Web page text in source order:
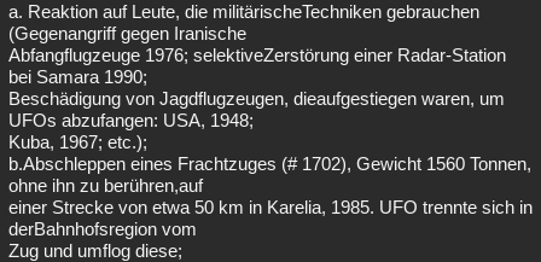
a. Reaktion auf Leute, die militärischeTechniken gebrauchen
(Gegenangriff gegen Iranische
Abfangflugzeuge 1976; selektiveZerstörung einer Radar-Station
bei Samara 1990;
Beschädigung von Jagdflugzeugen, dieaufgestiegen waren, um
UFOs abzufangen: USA, 1948;
Kuba, 1967; etc.);
b.Abschleppen eines Frachtzuges (# 1702), Gewicht 1560 Tonnen,
ohne ihn zu berühren,auf
einer Strecke von etwa 50 km in Karelia, 1985. UFO trennte sich in
derBahnhofsregion vom
Zug und umflog diese;